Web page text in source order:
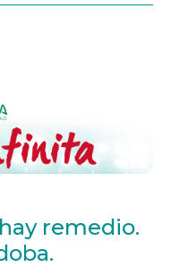
remedio.